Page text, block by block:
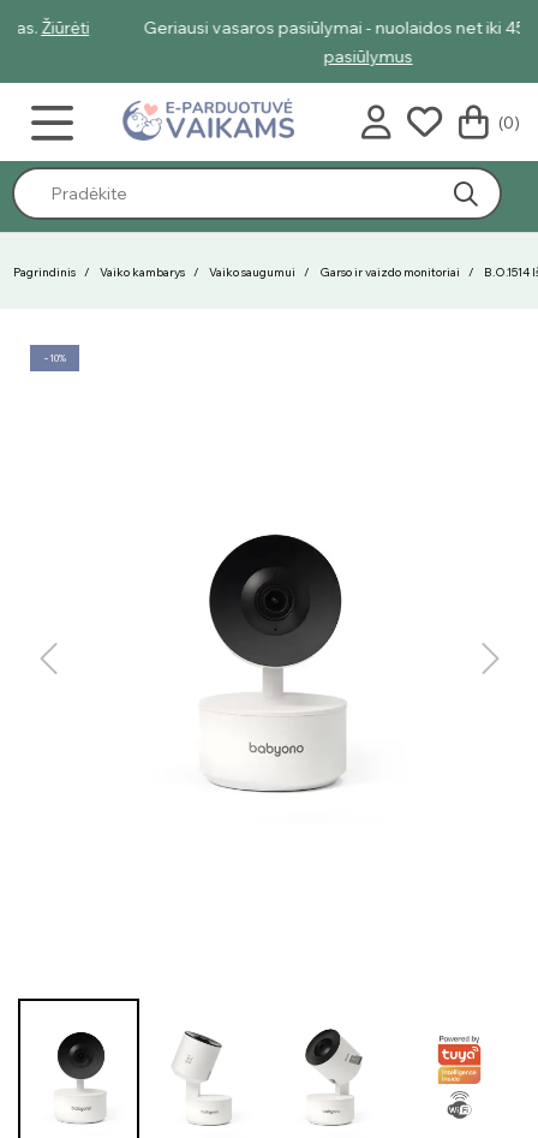
Geriausi vasaros pasiūlymai - nuolaidos net iki 45%.Žiūrėti
(0)
Pagrindinis Vaiko kambarys Vaiko saugumui Garso ir vaizdo monitoriai
−10%